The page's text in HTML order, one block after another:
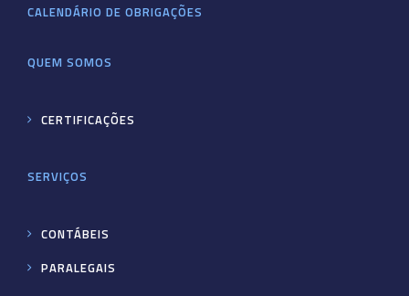
CALENDÁRIO DE OBRIGAÇÕES
QUEM SOMOS
CERTIFICAÇÕES
SERVIÇOS
CONTÁBEIS
PARALEGAIS